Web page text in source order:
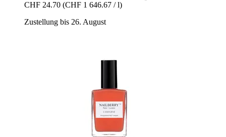
CHF 24.70 (CHF 1 646.67 / l)
Zustellung bis 26. August